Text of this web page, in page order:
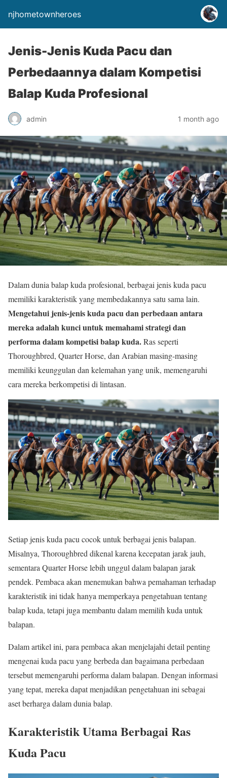
njhometownheroes
Jenis-Jenis Kuda Pacu dan
Perbedaannya dalam Kompetisi
Balap Kuda Profesional
admin 1 month ago
Dalam dunia balap kuda profesional, berbagai jenis kuda pacu
memiliki karakteristik yang membedakannya satu sama lain.
Mengetahui jenis-jenis kuda pacu dan perbedaan antara
mereka adalah kunci untuk memahami strategi dan
performa dalam kompetisi balap kuda.Ras seperti
Thoroughbred, Quarter Horse, dan Arabian masing-masing
memiliki keunggulan dan kelemahan yang unik, memengaruhi
cara mereka berkompetisi di lintasan.
Setiap jenis kuda pacu cocok untuk berbagai jenis balapan.
Misalnya, Thoroughbred dikenal karena kecepatan jarak jauh,
sementara Quarter Horse lebih unggul dalam balapan jarak
pendek. Pembaca akan menemukan bahwa pemahaman terhadap
karakteristik ini tidak hanya memperkaya pengetahuan tentang
balap kuda, tetapi juga membantu dalam memilih kuda untuk
balapan.
Dalam artikel ini, para pembaca akan menjelajahi detail penting
mengenai kuda pacu yang berbeda dan bagaimana perbedaan
tersebut memengaruhi performa dalam balapan. Dengan informasi
yang tepat, mereka dapat menjadikan pengetahuan ini sebagai
aset berharga dalam dunia balap.
Karakteristik Utama Berbagai Ras
Kuda Pacu